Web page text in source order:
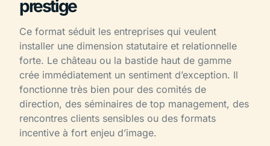
prestige
Ce format séduit les entreprises qui veulent
installer une dimension statutaire et relationnelle
forte. Le château ou la bastide haut de gamme
crée immédiatement un sentiment d’exception. Il
fonctionne très bien pour des comités de
direction, des séminaires de top management, des
rencontres clients sensibles ou des formats
incentive à fort enjeu d’image.